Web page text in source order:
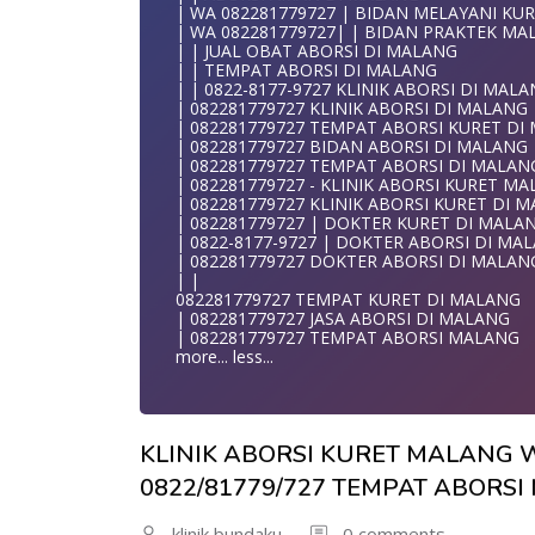
| WA 082281779727 | BIDAN MELAYANI
| WA 082281779727| | BIDAN PRAKTEK
| | JUAL OBAT ABORSI DI MALANG
| | TEMPAT ABORSI DI MALANG
| | 0822-8177-9727 KLINIK ABORSI DI
| 082281779727 KLINIK ABORSI DI MALANG
| 082281779727 TEMPAT ABORSI KURET DI
| 082281779727 BIDAN ABORSI DI MALANG
| 082281779727 TEMPAT ABORSI DI
| 082281779727 - KLINIK ABORSI KURET
| 082281779727 KLINIK ABORSI KURET DI
| 082281779727 | DOKTER KURET DI
| 0822-8177-9727 | DOKTER ABORSI DI
| 082281779727 DOKTER ABORSI DI
| |
082281779727 TEMPAT KURET DI MALANG
| 082281779727 JASA ABORSI DI MALANG
| 082281779727 TEMPAT ABORSI MALANG
more... less...
KLINIK ABORSI KURET MALANG
0822/81779/727 TEMPAT
WA 082281779727 TEMPAT KURET DI
WA 082281779727 JASA ABORSI DI MALANG
| WA 082-281-779-727 KURET AMAN WA
| WA 082-281-779-727 LOKASI ABORSI DI
082-281-779-727 ABORSI AMAN DI MALANG
| WA 082281779727 BIDAN MELAYANI
WA 082281779727 BIDAN PRAKTEK MALANG
| KLINIK ABORSI MALANG
WA 082281779727 TEMPAT ABORSI DI
| 082281779727 KLINIK ABORSI MALANG
| WA 0822-8177-9727 DOKTER ABORSI DI
| WA 082*2817797*27 BIDAN ABORSI DI
| WA 0822*81779*727 KLINIK KURET DI
WA 082281779727 KURET AMAN | WA
| WA 0822/81779/727 TEMPAT ABORSI
| WA 082/281779/727 KLINIK ABORSI KURET
| WA 082281779727 DOKTER KURET DI
WA 082281779727 DOKTER ABORSI DI
| WA 08228*1779*727 TEMPAT KURET DI
| | WA 082281779727 | | LOKASI ABORSI DI
| WA 082281779727 TEMPAT KURET
WA 082281779727 BIDAN MELAYANI KURET
| WA 082281779727BIDAN PRAKTEK
| TEMPAT ABORSI DI MALANG